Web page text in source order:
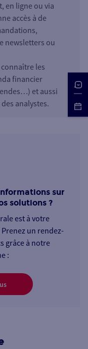
en ligne ou via
accès à de
newsletters ou
les
financier
et aussi
analystes.
sur
solutions ?
est à votre
un rendez-
grâce à notre
: